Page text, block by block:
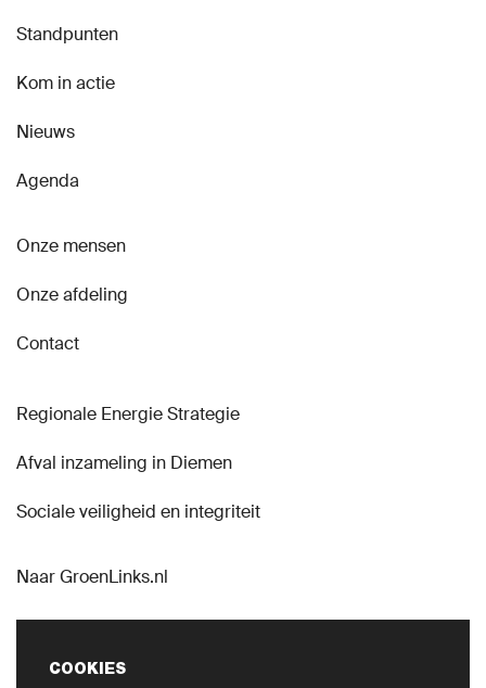
COOKIES
Standpunten
Kom in actie
Nieuws
Agenda
Onze mensen
Onze afdeling
Contact
Regionale Energie Strategie
Afval inzameling in Diemen
Sociale veiligheid en integriteit
Naar GroenLinks.nl